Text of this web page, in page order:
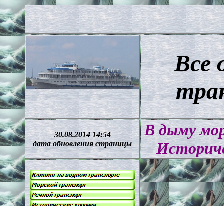
Все
30.08.2014 14:54
дата обновления страницы
В дыму